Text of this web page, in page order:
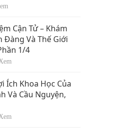
Cận Tử – Khám
Đàng Và Thế Giới
1/4
Ích Khoa Học Của
Và Cầu Nguyện,